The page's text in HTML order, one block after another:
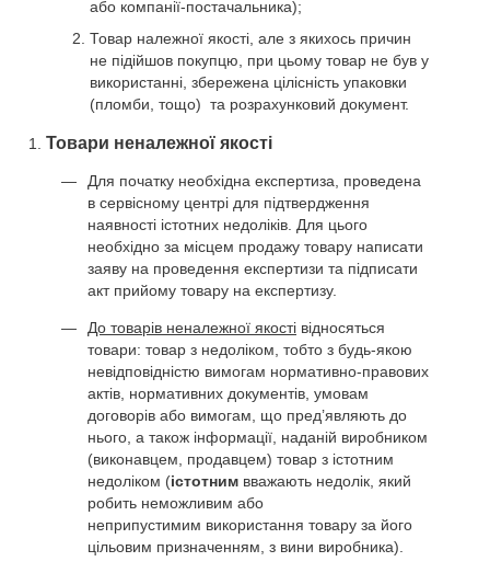
або компанії-постачальника);
Товар належної якості, але з якихось причин
не підійшов покупцю, при цьому товар не був у
використанні, збережена цілісність упаковки
(пломби, тощо) та розрахунковий документ.
Товари неналежної якості
Для початку необхідна експертиза, проведена
в сервісному центрі для підтвердження
наявності істотних недоліків. Для цього
необхідно за місцем продажу товару написати
заяву на проведення експертизи та підписати
акт прийому товару на експертизу.
До товарів неналежної якості відносяться
товари: товар з недоліком, тобто з будь-якою
невідповідністю вимогам нормативно-правових
актів, нормативних документів, умовам
договорів або вимогам, що пред’являють до
нього, а також інформації, наданій виробником
(виконавцем, продавцем) товар з істотним
недоліком (істотним вважають недолік, який
робить неможливим або
неприпустимим використання товару за його
цільовим призначенням, з вини виробника).